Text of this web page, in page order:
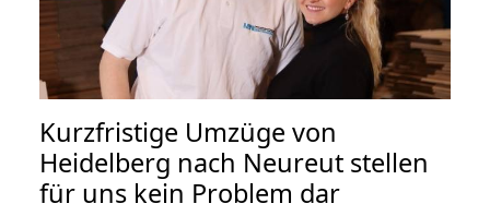
Kurzfristige Umzüge von
Heidelberg nach Neureut stellen
für uns kein Problem dar